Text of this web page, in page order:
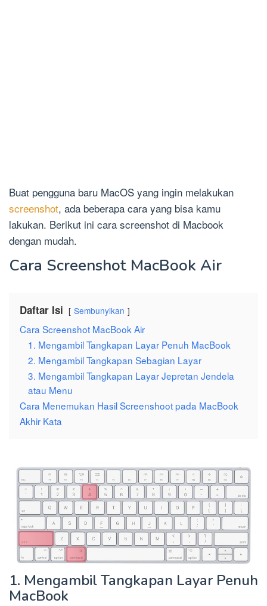
Buat pengguna baru MacOS yang ingin melakukan
screenshot, ada beberapa cara yang bisa kamu
lakukan. Berikut ini cara screenshot di Macbook
dengan mudah.
Cara Screenshot MacBook Air
Daftar Isi Sembunyikan
Cara Screenshot MacBook Air
1. Mengambil Tangkapan Layar Penuh MacBook
2. Mengambil Tangkapan Sebagian Layar
3. Mengambil Tangkapan Layar Jepretan Jendela
atau Menu
Cara Menemukan Hasil Screenshoot pada MacBook
Akhir Kata
1. Mengambil Tangkapan Layar Penuh
MacBook